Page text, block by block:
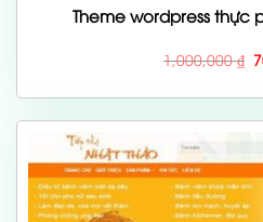
Theme wordpress thực
1,000,000₫